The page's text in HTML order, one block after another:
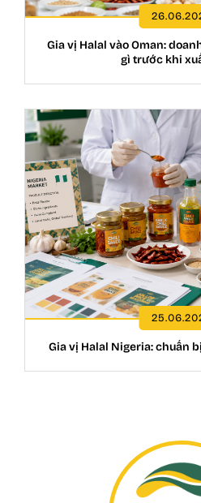
Gia vị Halal vào Oman:
gì trước khi
Gia vị Halal Nigeria: chuẩn